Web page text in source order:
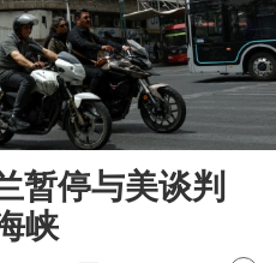
暂停与美谈判
峡